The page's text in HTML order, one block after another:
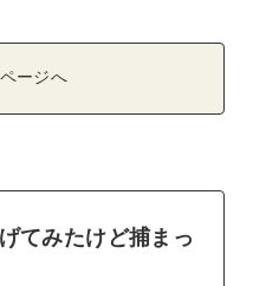
ージへ
てみたけど捕まっ